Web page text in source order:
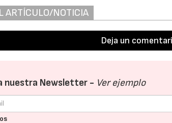
ARTÍCULO/NOTICIA
Deja un
nuestra Newsletter - Ver ejemplo